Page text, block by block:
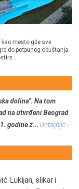
mesto gde sve
do potpunog opuštanja.
dolina". Na tom
na utvrđeni Beograd
godine z... Detaljnije ›
Lukijan, slikar i